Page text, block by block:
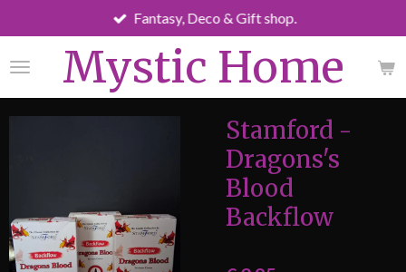
direct
naar
Mystic Home
Fantasy, Deco & Gift shop.
Stamford -
Dragons's
Blood
Backflow